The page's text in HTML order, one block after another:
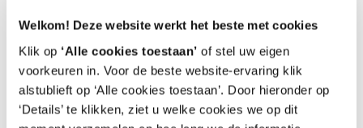
Welkom! Deze website werkt het beste met cookies
Klik op ‘Alle cookies toestaan’ of stel uw eigen
voorkeuren in. Voor de beste website-ervaring klik
alstublieft op ‘Alle cookies toestaan’. Door hieronder op
‘Details’ te klikken, ziet u welke cookies we op dit